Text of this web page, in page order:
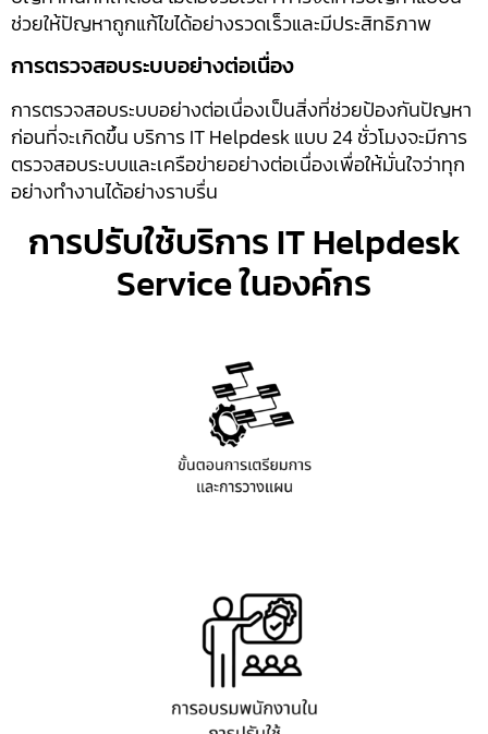
ช่วยให้ปัญหาถูกแก้ไขได้อย่างรวดเร็วและมีประสิทธิภาพ
การตรวจสอบระบบอย่างต่อเนื่อง
การตรวจสอบระบบอย่างต่อเนื่องเป็นสิ่งที่ช่วยป้องกันปัญหา
ก่อนที่จะเกิดขึ้น บริการ IT Helpdesk แบบ 24 ชั่วโมงจะมีการ
ตรวจสอบระบบและเครือข่ายอย่างต่อเนื่องเพื่อให้มั่นใจว่าทุก
อย่างทำงานได้อย่างราบรื่น
การปรับใช้บริการ IT Helpdesk
Service ในองค์กร